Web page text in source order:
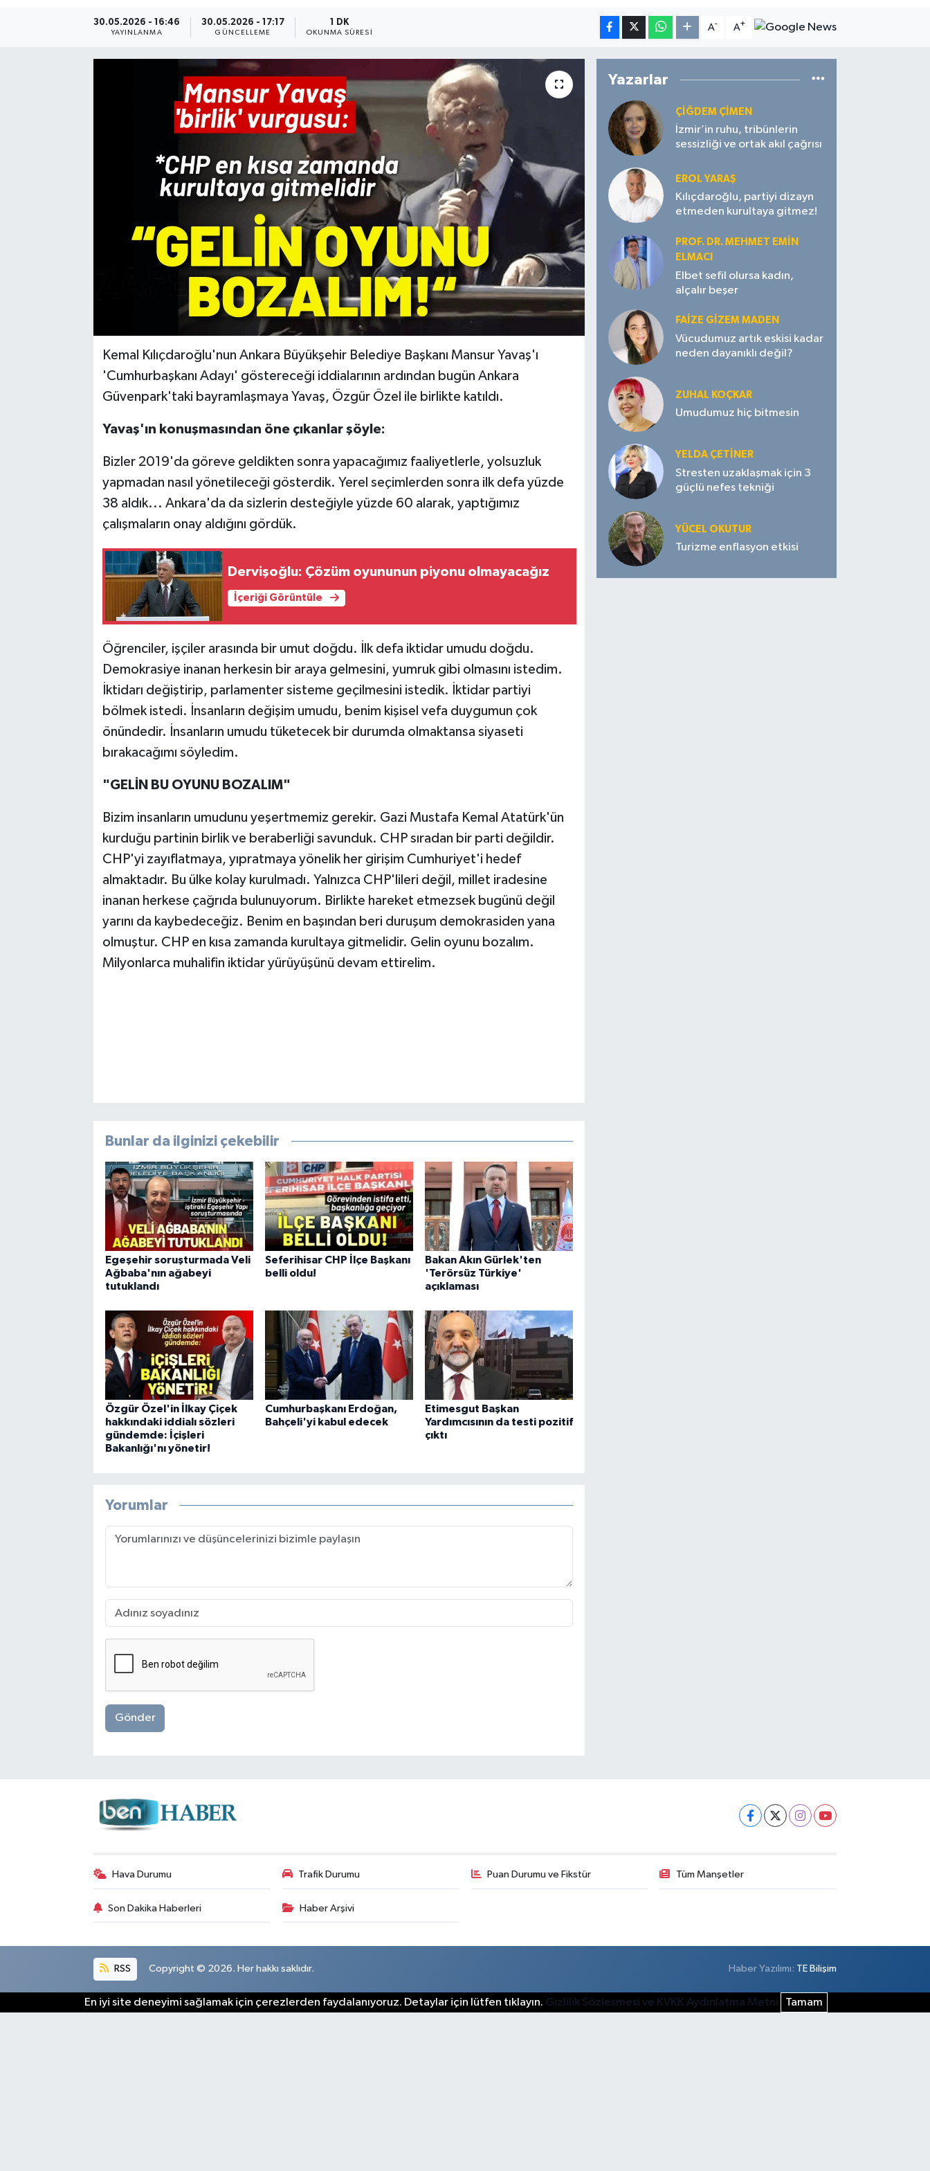
30.05.2026 - 16:46
YAYINLANMA
30.05.2026 - 17:17
GÜNCELLEME
1 DK
OKUNMA SÜRESI
A- A+
Kemal Kılıçdaroğlu'nun Ankara Büyükşehir Belediye Başkanı Mansur Yavaş'ı
'Cumhurbaşkanı Adayı' göstereceği iddialarının ardından bugün Ankara
Güvenpark'taki bayramlaşmaya Yavaş, Özgür Özel ile birlikte katıldı.
Yavaş'ın konuşmasından öne çıkanlar şöyle:
Bizler 2019'da göreve geldikten sonra yapacağımız faaliyetlerle, yolsuzluk
yapmadan nasıl yönetileceği gösterdik. Yerel seçimlerden sonra ilk defa yüzde
38 aldık... Ankara'da da sizlerin desteğiyle yüzde 60 alarak, yaptığımız
çalışmaların onay aldığını gördük.
Dervişoğlu: Çözüm oyununun piyonu olmayacağız
İçeriği Görüntüle
Öğrenciler, işçiler arasında bir umut doğdu. İlk defa iktidar umudu doğdu.
Demokrasiye inanan herkesin bir araya gelmesini, yumruk gibi olmasını istedim.
İktidarı değiştirip, parlamenter sisteme geçilmesini istedik. İktidar partiyi
bölmek istedi. İnsanların değişim umudu, benim kişisel vefa duygumun çok
önündedir. İnsanların umudu tüketecek bir durumda olmaktansa siyaseti
bırakacağımı söyledim.
"GELİN BU OYUNU BOZALIM"
Bizim insanların umudunu yeşertmemiz gerekir. Gazi Mustafa Kemal Atatürk'ün
kurduğu partinin birlik ve beraberliği savunduk. CHP sıradan bir parti değildir.
CHP'yi zayıflatmaya, yıpratmaya yönelik her girişim Cumhuriyet'i hedef
almaktadır. Bu ülke kolay kurulmadı. Yalnızca CHP'lileri değil, millet iradesine
inanan herkese çağrıda bulunuyorum. Birlikte hareket etmezsek bugünü değil
yarını da kaybedeceğiz. Benim en başından beri duruşum demokrasiden yana
olmuştur. CHP en kısa zamanda kurultaya gitmelidir. Gelin oyunu bozalım.
Milyonlarca muhalifin iktidar yürüyüşünü devam ettirelim.
Bunlar da ilginizi çekebilir
Egeşehir soruşturmada Veli
Ağbaba'nın ağabeyi
tutuklandı
Seferihisar CHP İlçe Başkanı
belli oldu!
Bakan Akın Gürlek'ten
'Terörsüz Türkiye'
açıklaması
Özgür Özel'in İlkay Çiçek
hakkındaki iddialı sözleri
gündemde: İçişleri
Bakanlığı'nı yönetir!
Cumhurbaşkanı Erdoğan,
Bahçeli'yi kabul edecek
Etimesgut Başkan
Yardımcısının da testi pozitif
çıktı
Yorumlar
Gönder
Yazarlar
ÇIĞDEM ÇIMEN
İzmir’in ruhu, tribünlerin
sessizliği ve ortak akıl çağrısı
EROL YARAŞ
Kılıçdaroğlu, partiyi dizayn
etmeden kurultaya gitmez!
PROF. DR. MEHMET EMIN
ELMACI
Elbet sefil olursa kadın,
alçalır beşer
FAIZE GIZEM MADEN
Vücudumuz artık eskisi kadar
neden dayanıklı değil?
ZUHAL KOÇKAR
Umudumuz hiç bitmesin
YELDA ÇETİNER
Stresten uzaklaşmak için 3
güçlü nefes tekniği
YÜCEL OKUTUR
Turizme enflasyon etkisi
Hava Durumu Trafik Durumu Puan Durumu ve Fikstür Tüm Manşetler
Son Dakika Haberleri Haber Arşivi
RSS Copyright © 2026. Her hakkı saklıdır. Haber Yazılımı: TE Bilişim
En iyi site deneyimi sağlamak için çerezlerden faydalanıyoruz. Detaylar için lütfen tıklayın. Gizlilik Sözleşmesi ve KVKK Aydınlatma Metni Tamam
Resmi Reklam
Röportajlar